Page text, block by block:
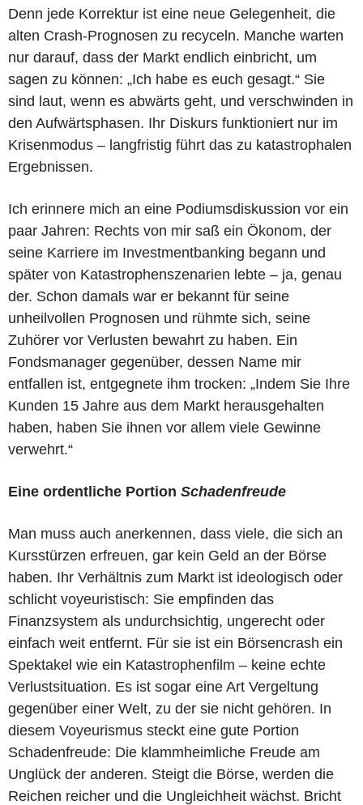
Denn jede Korrektur ist eine neue Gelegenheit, die
alten Crash-Prognosen zu recyceln. Manche warten
nur darauf, dass der Markt endlich einbricht, um
sagen zu können: „Ich habe es euch gesagt.“ Sie
sind laut, wenn es abwärts geht, und verschwinden in
den Aufwärtsphasen. Ihr Diskurs funktioniert nur im
Krisenmodus – langfristig führt das zu katastrophalen
Ergebnissen.
Ich erinnere mich an eine Podiumsdiskussion vor ein
paar Jahren: Rechts von mir saß ein Ökonom, der
seine Karriere im Investmentbanking begann und
später von Katastrophenszenarien lebte – ja, genau
der. Schon damals war er bekannt für seine
unheilvollen Prognosen und rühmte sich, seine
Zuhörer vor Verlusten bewahrt zu haben. Ein
Fondsmanager gegenüber, dessen Name mir
entfallen ist, entgegnete ihm trocken: „Indem Sie Ihre
Kunden 15 Jahre aus dem Markt herausgehalten
haben, haben Sie ihnen vor allem viele Gewinne
verwehrt.“
Eine ordentliche Portion Schadenfreude
Man muss auch anerkennen, dass viele, die sich an
Kursstürzen erfreuen, gar kein Geld an der Börse
haben. Ihr Verhältnis zum Markt ist ideologisch oder
schlicht voyeuristisch: Sie empfinden das
Finanzsystem als undurchsichtig, ungerecht oder
einfach weit entfernt. Für sie ist ein Börsencrash ein
Spektakel wie ein Katastrophenfilm – keine echte
Verlustsituation. Es ist sogar eine Art Vergeltung
gegenüber einer Welt, zu der sie nicht gehören. In
diesem Voyeurismus steckt eine gute Portion
Schadenfreude: Die klammheimliche Freude am
Unglück der anderen. Steigt die Börse, werden die
Reichen reicher und die Ungleichheit wächst. Bricht